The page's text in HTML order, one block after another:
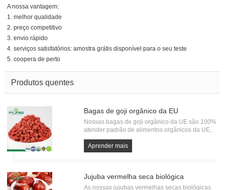
A nossa vantagem:
1. melhor qualidade
2. preço competitivo
3. envio rápido
4. serviços satisfatórios: amostra grátis disponível para o seu teste
5. coopera de perto
Produtos quentes
Bagas de goji orgânico da EU
Nossas bagas de goji orgânico da UE são 100%
atender padrão de alimentos orgânicos da UE,
de Goji Orgânico deve passar pelo teste de
resíduos de pesticidas, metais pesados e
Aprender mais
Jujuba vermelha seca biológica
As nossas jujubas vermelhas secas biológicas